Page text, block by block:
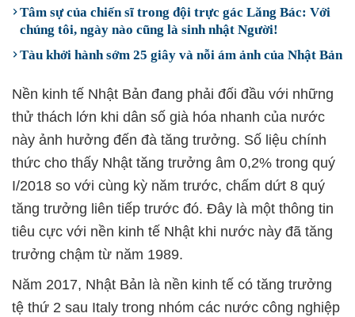
Tâm sự của chiến sĩ trong đội trực gác Lăng Bác: Với
chúng tôi, ngày nào cũng là sinh nhật Người!
Tàu khởi hành sớm 25 giây và nỗi ám ảnh của Nhật Bản
Nền kinh tế Nhật Bản đang phải đối đầu với những
thử thách lớn khi dân số già hóa nhanh của nước
này ảnh hưởng đến đà tăng trưởng. Số liệu chính
thức cho thấy Nhật tăng trưởng âm 0,2% trong quý
I/2018 so với cùng kỳ năm trước, chấm dứt 8 quý
tăng trưởng liên tiếp trước đó. Đây là một thông tin
tiêu cực với nền kinh tế Nhật khi nước này đã tăng
trưởng chậm từ năm 1989.
Năm 2017, Nhật Bản là nền kinh tế có tăng trưởng
tệ thứ 2 sau Italy trong nhóm các nước công nghiệp